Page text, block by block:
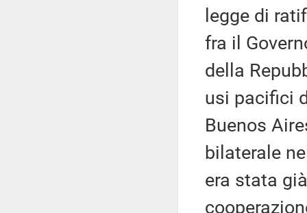
legge di
fra il
della
usi pacifici
Buenos
bilaterale
era stata